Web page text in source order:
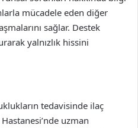
mücadele eden diğer
sağlar. Destek
yalnızlık hissini
tedavisinde ilaç
uzman